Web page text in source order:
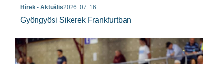
Hírek - Aktuális2026. 07. 16.
Gyöngyösi Sikerek Frankfurtban